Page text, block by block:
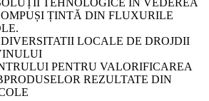
ȚINTĂ DIN FLUXURILE
LOCALE DE DROJDII
PENTRU VALORIFICAREA
REZULTATE DIN